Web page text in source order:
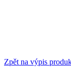
Zpět na výpis